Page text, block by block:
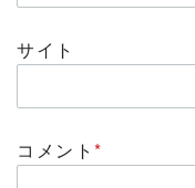
サイト
コメント*